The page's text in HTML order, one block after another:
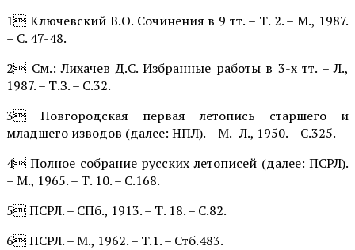
1 Ключевский В.О. Сочинения в 9 тт. – Т. 2. – М., 1987.
– С. 47-48.
2 См.: Лихачев Д.С. Избранные рабо­ты в 3-х тт. – Л.,
1987. – Т.З. – С.32.
3 Новгородская первая летопись старшего и
младшего изводов (далее: НПЛ). – М.–Л., 1950. – С.325.
4 Полное собрание русских лето­писей (далее: ПСРЛ).
– М., 1965. – Т. 10. – С.168.
5 ПСРЛ. – СПб., 1913. – Т. 18. – С.82.
6 ПСРЛ. – М., 1962. – T.1. – Стб.483.